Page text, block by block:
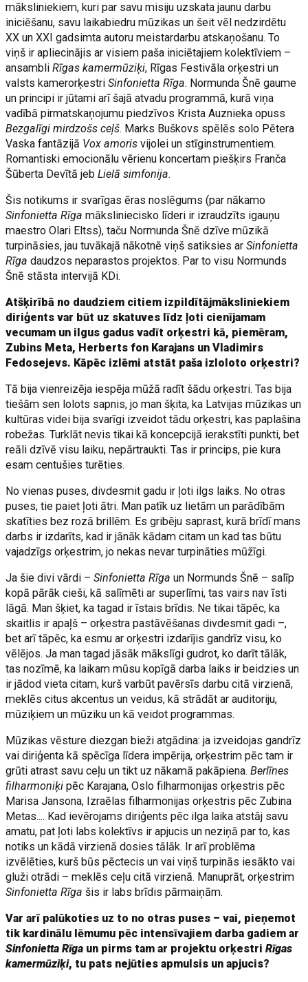
māksliniekiem, kuri par savu misiju uzskata jaunu darbu
iniciēšanu, savu laikabiedru mūzikas un šeit vēl nedzirdētu
XX un XXI gadsimta autoru meistardarbu atskaņošanu. To
viņš ir apliecinājis ar visiem paša iniciētajiem kolektīviem –
ansambliRīgas kamermūziķi, Rīgas Festivāla orķestri un
valsts kamerorķestriSinfonietta Rīga. Normunda Šnē gaume
un principi ir jūtami arī šajā atvadu programmā, kurā viņa
vadībā pirmatskaņojumu piedzīvos Krista Auznieka opuss
Bezgalīgi mirdzošs ceļš. Marks Buškovs spēlēs solo Pētera
Vaska fantāzijā Vox amorisvijolei un stīginstrumentiem.
Romantiski emocionālu vērienu koncertam piešķirs Franča
Šūberta Devītā jebLielā simfonija.
Šis notikums ir svarīgas ēras noslēgums (par nākamo
Sinfonietta Rīga māksliniecisko līderi ir izraudzīts igauņu
maestro Olari Eltss), taču Normunda Šnē dzīve mūzikā
turpināsies, jau tuvākajā nākotnē viņš satiksies arSinfonietta
Rīga daudzos neparastos projektos. Par to visu Normunds
Šnē stāsta intervijā KDi.
Atšķirībā no daudziem citiem izpildītājmāksliniekiem
diriģents var būt uz skatuves līdz ļoti cienījamam
vecumam un ilgus gadus vadīt orķestri kā, piemēram,
Zubins Meta, Herberts fon Karajans un Vladimirs
Fedosejevs. Kāpēc izlēmi atstāt paša izloloto orķestri?
Tā bija vienreizēja iespēja mūžā radīt šādu orķestri. Tas bija
tiešām sen lolots sapnis, jo man šķita, ka Latvijas mūzikas un
kultūras videi bija svarīgi izveidot tādu orķestri, kas paplašina
robežas. Turklāt nevis tikai kā koncepcijā ierakstīti punkti, bet
reāli dzīvē visu laiku, nepārtraukti. Tas ir princips, pie kura
esam centušies turēties.
No vienas puses, divdesmit gadu ir ļoti ilgs laiks. No otras
puses, tie paiet ļoti ātri. Man patīk uz lietām un parādībām
skatīties bez rozā brillēm. Es gribēju saprast, kurā brīdī mans
darbs ir izdarīts, kad ir jānāk kādam citam un kad tas būtu
vajadzīgs orķestrim, jo nekas nevar turpināties mūžīgi.
Ja šie divi vārdi –Sinfonietta Rīga un Normunds Šnē – salīp
kopā pārāk cieši, kā salīmēti ar superlīmi, tas vairs nav īsti
lāgā. Man šķiet, ka tagad ir īstais brīdis. Ne tikai tāpēc, ka
skaitlis ir apaļš – orķestra pastāvēšanas divdesmit gadi –,
bet arī tāpēc, ka esmu ar orķestri izdarījis gandrīz visu, ko
vēlējos. Ja man tagad jāsāk mākslīgi gudrot, ko darīt tālāk,
tas nozīmē, ka laikam mūsu kopīgā darba laiks ir beidzies un
ir jādod vieta citam, kurš varbūt pavērsīs darbu citā virzienā,
meklēs citus akcentus un veidus, kā strādāt ar auditoriju,
mūziķiem un mūziku un kā veidot programmas.
Mūzikas vēsture diezgan bieži atgādina: ja izveidojas gandrīz
vai diriģenta kā spēcīga līdera impērija, orķestrim pēc tam ir
grūti atrast savu ceļu un tikt uz nākamā pakāpiena.Berlīnes
filharmoniķi pēc Karajana, Oslo filharmonijas orķestris pēc
Marisa Jansona, Izraēlas filharmonijas orķestris pēc Zubina
Metas.... Kad ievērojams diriģents pēc ilga laika atstāj savu
amatu, pat ļoti labs kolektīvs ir apjucis un neziņā par to, kas
notiks un kādā virzienā dosies tālāk. Ir arī problēma
izvēlēties, kurš būs pēctecis un vai viņš turpinās iesākto vai
gluži otrādi – meklēs ceļu citā virzienā. Manuprāt, orķestrim
Sinfonietta Rīga šis ir labs brīdis pārmaiņām.
Var arī palūkoties uz to no otras puses – vai, pieņemot
tik kardinālu lēmumu pēc intensīvajiem darba gadiem ar
Sinfonietta Rīga un pirms tam ar projektu orķestriRīgas
kamermūziķi, tu pats nejūties apmulsis un apjucis?